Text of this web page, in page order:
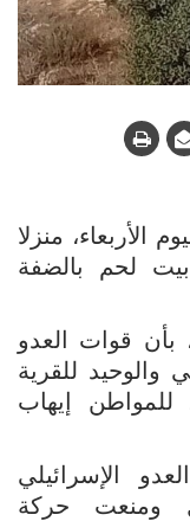
الأربعاء، منزلا
لحم بالضفة
بأن قوات العدو
والوحيد للقرية
إيهاب
الإسرائيلي
ومنعت حركة